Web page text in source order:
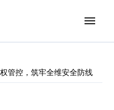
管控，筑牢全维安全防线